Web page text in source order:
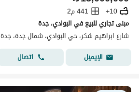
10+
441 م2
مبنى تجاري للبيع في البوادي، جدة
شارع ابراهيم شكر، حي البوادي، شمال جدة، جدة
الإيميل
اتصال